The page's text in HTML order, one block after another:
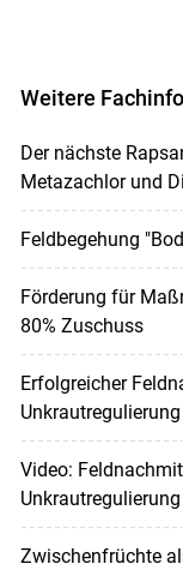
Weitere
Der nächste
Metazachlor und
Feldbegehung
Förderung für
80% Zuschuss
Erfolgreicher
Unkrautregulierung
Video:
Unkrautregulierung
Zwischenfrüchte